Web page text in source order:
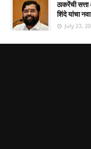
ठाकरेंची
शिंदे यांचा
July 23,